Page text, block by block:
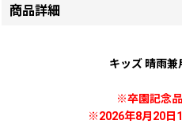
商品詳細
キッズ 晴雨
※卒園記念
※2026年8月20日